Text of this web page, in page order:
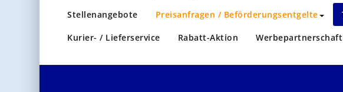
Stellenangebote Preisanfragen / Beförderungsentgelte
Kurier- / Lieferservice Rabatt-Aktion Werbepartnerschaft